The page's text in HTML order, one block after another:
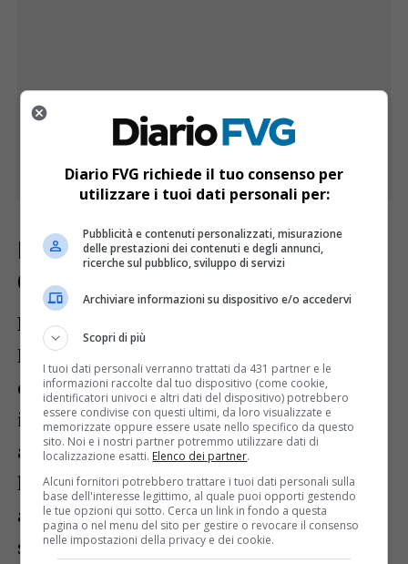
Indagini approfondite delle Fiamme
Gialle
Le indagini, condotte dalla Guardia di
Finanza, hanno utilizzato una
combinazione di tecniche investigative:
intercettazioni telefoniche, pedinamenti e
analisi dei flussi finanziari. Questo lavoro
ha portato a ipotizzare il reato di
associazione per delinquere. Inoltre, lo
scorso novembre, un sequestro preventivo
Diario FVG richiede il tuo consenso per
utilizzare i tuoi dati personali per:
Pubblicità e contenuti personalizzati, misurazione
delle prestazioni dei contenuti e degli annunci,
ricerche sul pubblico, sviluppo di servizi
Archiviare informazioni su dispositivo e/o accedervi
Scopri di più
I tuoi dati personali verranno trattati da 431 partner e le
informazioni raccolte dal tuo dispositivo (come cookie,
identificatori univoci e altri dati del dispositivo) potrebbero
essere condivise con questi ultimi, da loro visualizzate e
memorizzate oppure essere usate nello specifico da questo
sito. Noi e i nostri partner potremmo utilizzare dati di
localizzazione esatti. Elenco dei partner.
Alcuni fornitori potrebbero trattare i tuoi dati personali sulla
base dell'interesse legittimo, al quale puoi opporti gestendo
le tue opzioni qui sotto. Cerca un link in fondo a questa
pagina o nel menu del sito per gestire o revocare il consenso
nelle impostazioni della privacy e dei cookie.